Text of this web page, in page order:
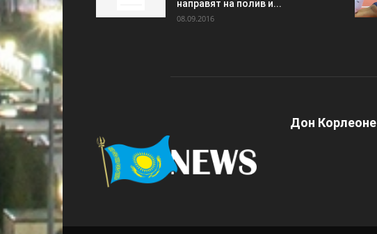
направят на полив и...
08.09.2016
Дон Корлеоне